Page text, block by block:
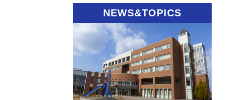
NEWS&TOPICS